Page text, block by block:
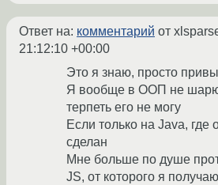
Ответ на: комментарий от
21:12:10 +00:00
Это я знаю, просто
Я вообще в ООП не
терпеть его не могу
Если только на Java,
сделан
Мне больше по душе
JS, от которого я